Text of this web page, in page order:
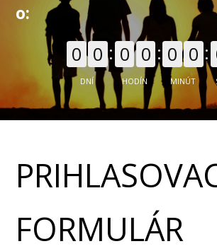
o:
0 0
DNÍ
0 0
HODÍN
0 0
MINÚT
FORMULÁR